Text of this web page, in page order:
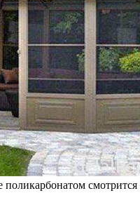
смотрится